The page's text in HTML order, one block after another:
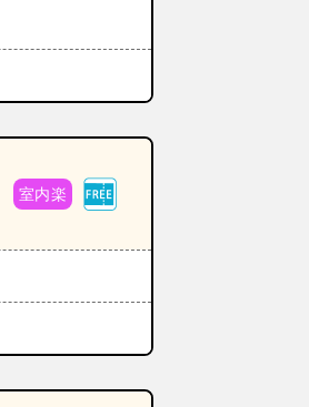
室内楽